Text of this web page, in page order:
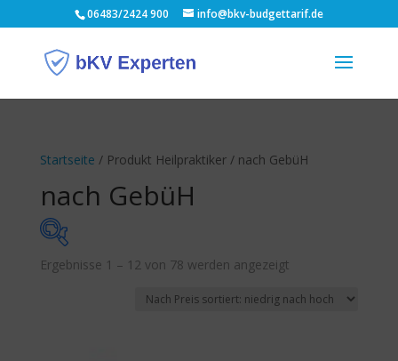
06483/2424 900 info@bkv-budgettarif.de
Startseite / Produkt Heilpraktiker / nach GebüH
nach GebüH
Ergebnisse 1 – 12 von 78 werden angezeigtNach
sortiert: